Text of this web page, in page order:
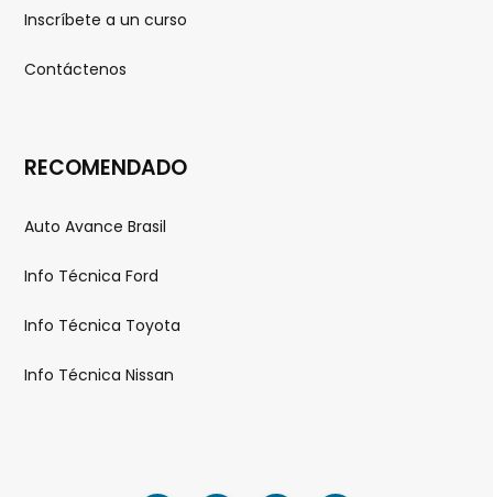
Inscríbete a un curso
Contáctenos
RECOMENDADO
Auto Avance Brasil
Info Técnica Ford
Info Técnica Toyota
Info Técnica Nissan